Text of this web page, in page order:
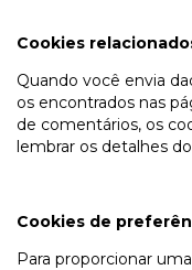
Cookies
Quando você envia
os encontrados nas
de comentários, os
lembrar os detalhes
Cookies de
Para proporcionar